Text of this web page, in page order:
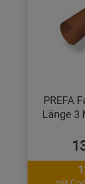
PREFA
Länge 3